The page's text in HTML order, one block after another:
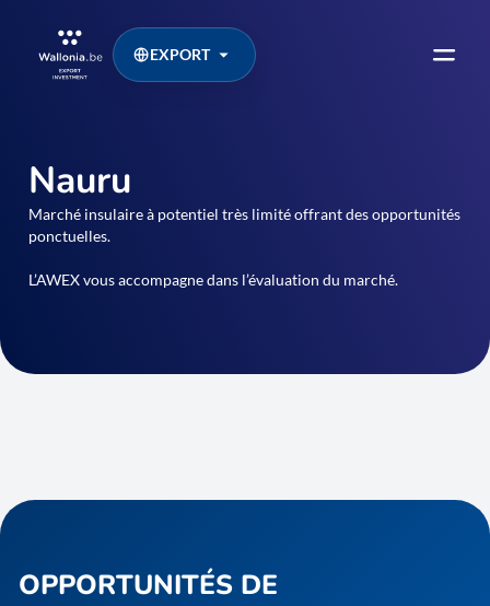
EXPORT
Nauru
Marché insulaire à potentiel très limité offrant des opportunités
ponctuelles.
L’AWEX vous accompagne dans l’évaluation du marché.
OPPORTUNITÉS DE